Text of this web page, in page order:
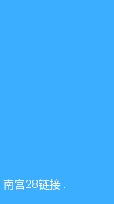
南宫28链接 .